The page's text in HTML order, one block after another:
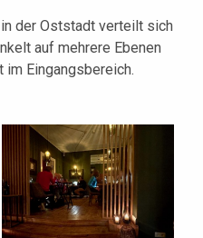
der Oststadt verteilt sich
auf mehrere Ebenen
Eingangsbereich.